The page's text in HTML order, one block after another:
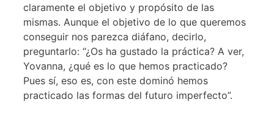
claramente el objetivo y propósito de las
mismas. Aunque el objetivo de lo que queremos
conseguir nos parezca diáfano, decirlo,
preguntarlo: “¿Os ha gustado la práctica? A ver,
Yovanna, ¿qué es lo que hemos practicado?
Pues sí, eso es, con este dominó hemos
practicado las formas del futuro imperfecto”.